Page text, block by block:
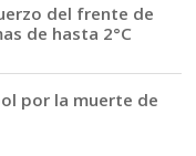
del frente de
de hasta 2°C
por la muerte de